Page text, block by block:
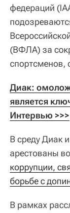
федераций
(ВФЛА) за
спортсменов,
Диак:
является
Интервью >>>
В среду Диак
арестованы
коррупции,
борьбе с
В рамках